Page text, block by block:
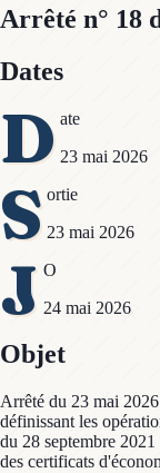
Arrêté n° 18
Dates
D ate
23 mai 2026
S ortie
23 mai 2026
J O
24 mai 2026
Objet
Arrêté du 23 mai
définissant les
du 28 septembre
des certificats